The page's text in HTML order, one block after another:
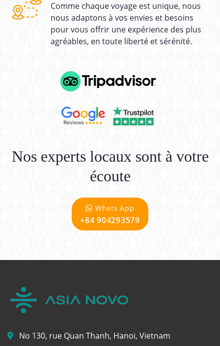
Comme chaque voyage est unique, nous
nous adaptons à vos envies et besoins
pour vous offrir une expérience des plus
agréables, en toute liberté et sérénité.
Nos experts locaux sont à votre
écoute
Whats App
+84 904293579
No 130, rue Quan Thanh, Hanoi, Vietnam